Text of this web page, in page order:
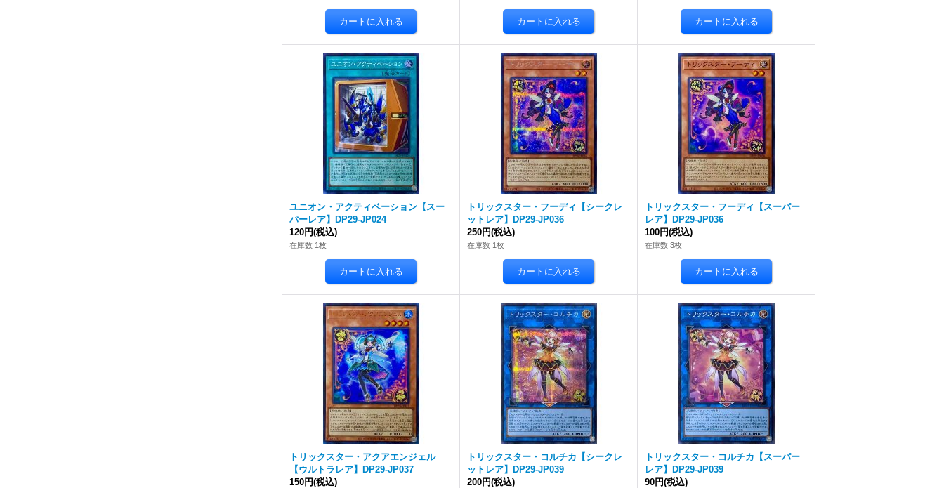
ユニオン・アクティベーション【スー
パーレア】DP29-JP024
120円(税込)
在庫数 1枚
トリックスター・フーディ【シークレ
ットレア】DP29-JP036
250円(税込)
在庫数 1枚
トリックスター・フーディ【スーパー
レア】DP29-JP036
100円(税込)
在庫数 3枚
トリックスター・アクアエンジェル
【ウルトラレア】DP29-JP037
150円(税込)
トリックスター・コルチカ【シークレ
ットレア】DP29-JP039
200円(税込)
トリックスター・コルチカ【スーパー
レア】DP29-JP039
90円(税込)